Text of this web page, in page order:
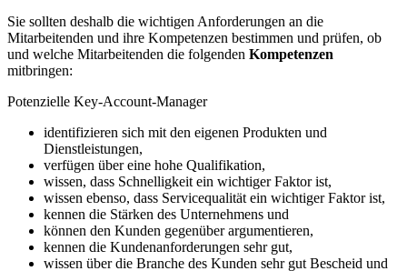
Sie sollten deshalb die wichtigen Anforderungen an die
Mitarbeitenden und ihre Kompetenzen bestimmen und prüfen, ob
und welche Mitarbeitenden die folgenden Kompetenzen
mitbringen:
Potenzielle Key-Account-Manager
identifizieren sich mit den eigenen Produkten und
Dienstleistungen,
verfügen über eine hohe Qualifikation,
wissen, dass Schnelligkeit ein wichtiger Faktor ist,
wissen ebenso, dass Servicequalität ein wichtiger Faktor ist,
kennen die Stärken des Unternehmens und
können den Kunden gegenüber argumentieren,
kennen die Kundenanforderungen sehr gut,
wissen über die Branche des Kunden sehr gut Bescheid und